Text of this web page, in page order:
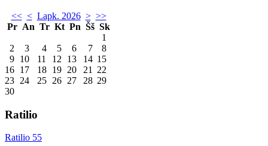
<< < Lapk. 2026 > >>
Pr An Tr Kt Pn Šš Sk
1
2
3 4 5 6 7
8
9 10 11 12 13 14 15
16 17 18 19 20 21
22
23 24 25 26 27 28 29
30
Ratilio
Ratilio 55